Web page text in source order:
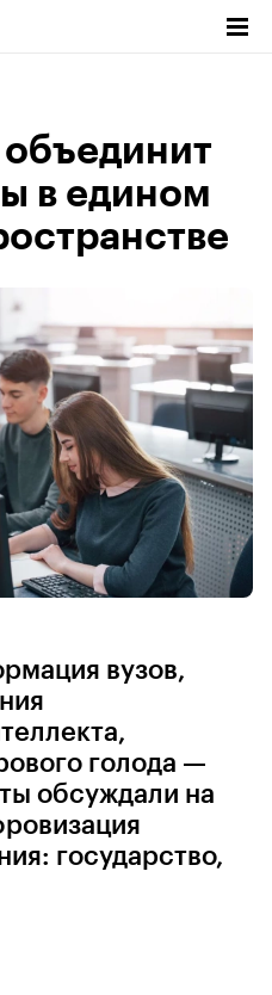
объединит
в едином
вузов,
голода —
обсуждали на
государство,